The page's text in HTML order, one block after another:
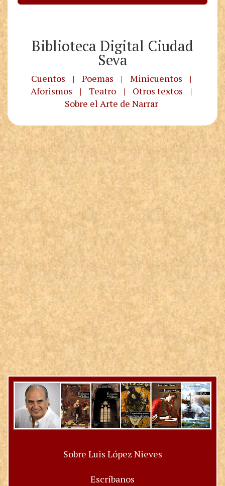
Biblioteca Digital Ciudad
Seva
Cuentos | Poemas | Minicuentos
|
Aforismos
| Teatro | Otros textos
|
Sobre el Arte de Narrar
Sobre Luis López Nieves
Escríbanos